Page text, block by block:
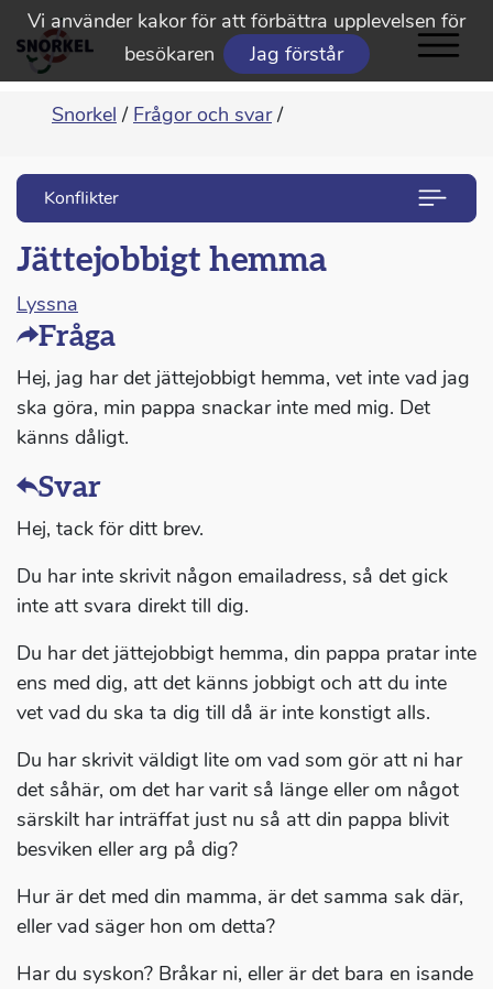
Vi använder kakor för att förbättra upplevelsen för
besökaren
Jag förstår
Snorkel / Frågor och svar /
Konflikter
Jättejobbigt hemma
Lyssna
Fråga
Hej, jag har det jättejobbigt hemma, vet inte vad jag
ska göra, min pappa snackar inte med mig. Det
känns dåligt.
Svar
Hej, tack för ditt brev.
Du har inte skrivit någon emailadress, så det gick
inte att svara direkt till dig.
Du har det jättejobbigt hemma, din pappa pratar inte
ens med dig, att det känns jobbigt och att du inte
vet vad du ska ta dig till då är inte konstigt alls.
Du har skrivit väldigt lite om vad som gör att ni har
det såhär, om det har varit så länge eller om något
särskilt har inträffat just nu så att din pappa blivit
besviken eller arg på dig?
Hur är det med din mamma, är det samma sak där,
eller vad säger hon om detta?
Har du syskon? Bråkar ni, eller är det bara en isande